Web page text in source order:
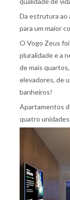
Da estrutura ao
para um maior
O Vogo Zeus
pluralidade e a
de mais
elevadores, de
banheiros!
Apartamentos
quatro